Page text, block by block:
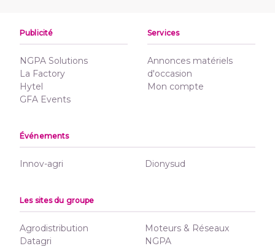
Publicité
NGPA Solutions
La Factory
Hytel
GFA Events
Services
Annonces matériels
d'occasion
Mon compte
Événements
Innov-agri Dionysud
Les sites du groupe
Agrodistribution
Datagri
Moteurs & Réseaux
NGPA